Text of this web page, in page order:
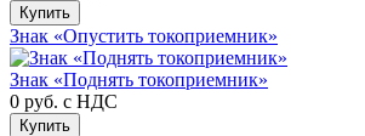
Купить
Знак «Опустить токоприемник»
Знак «Поднять токоприемник»
0 руб. с НДС
Купить